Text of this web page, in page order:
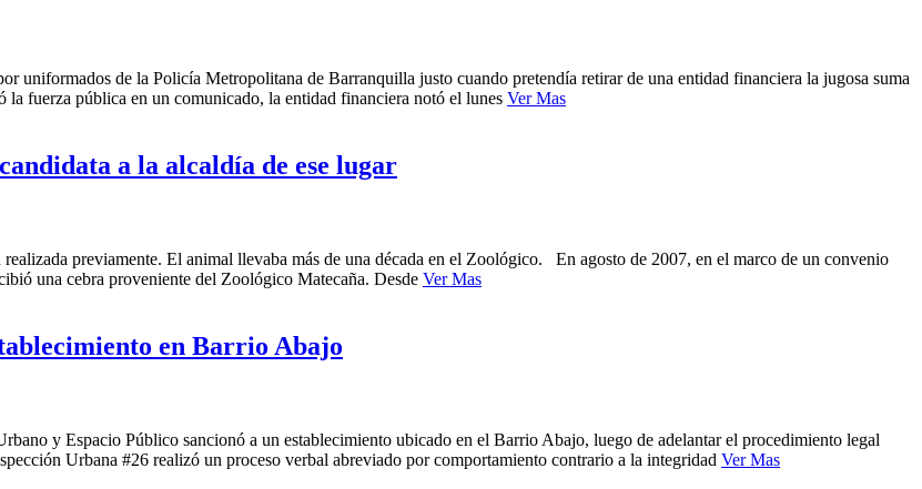
uniformados de la Policía Metropolitana de Barranquilla justo cuando pretendía retirar de una entidad financiera la jugosa suma
fuerza pública en un comunicado, la entidad financiera notó el lunes Ver Mas
a la alcaldía de ese lugar
previamente. El animal llevaba más de una década en el Zoológico. En agosto de 2007, en el marco de un convenio
una cebra proveniente del Zoológico Matecaña. Desde Ver Mas
en Barrio Abajo
y Espacio Público sancionó a un establecimiento ubicado en el Barrio Abajo, luego de adelantar el procedimiento legal
Urbana #26 realizó un proceso verbal abreviado por comportamiento contrario a la integridad Ver Mas